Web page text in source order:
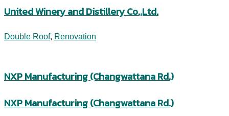
United Winery and Distillery Co.,Ltd.
Double Roof, Renovation
NXP Manufacturing (Changwattana Rd.)
NXP Manufacturing (Changwattana Rd.)